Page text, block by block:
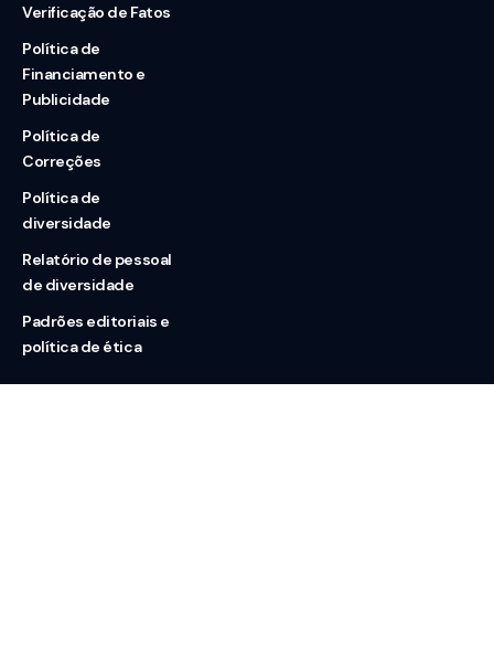
Verificação de Fatos
Política de
Financiamento e
Publicidade
Política de
Correções
Política de
diversidade
Relatório de pessoal
de diversidade
Padrões editoriais e
política de ética